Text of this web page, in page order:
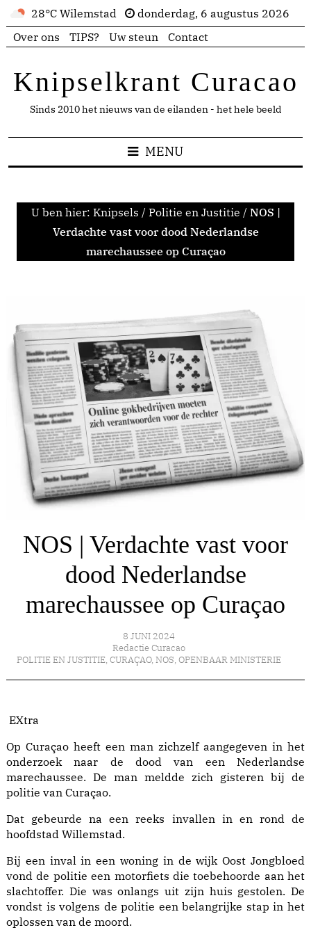
28°C Wilemstad
donderdag, 6 augustus 2026
Over ons
TIPS? Uw steun Contact
Knipselkrant Curacao
Sinds 2010 het nieuws van de eilanden - het hele beeld
MENU
U ben hier: Knipsels / Politie en Justitie / NOS |
Verdachte vast voor dood Nederlandse
marechaussee op Curaçao
NOS | Verdachte vast voor
dood Nederlandse
marechaussee op Curaçao
8 JUNI 2024
Redactie Curacao
POLITIE EN JUSTITIE, CURAÇAO, NOS, OPENBAAR MINISTERIE
EXtra
Op Curaçao heeft een man zichzelf aangegeven in het
onderzoek naar de dood van een Nederlandse
marechaussee. De man meldde zich gisteren bij de
politie van Curaçao.
Dat gebeurde na een reeks invallen in en rond de
hoofdstad Willemstad.
Bij een inval in een woning in de wijk Oost Jongbloed
vond de politie een motorfiets die toebehoorde aan het
slachtoffer. Die was onlangs uit zijn huis gestolen. De
vondst is volgens de politie een belangrijke stap in het
oplossen van de moord.